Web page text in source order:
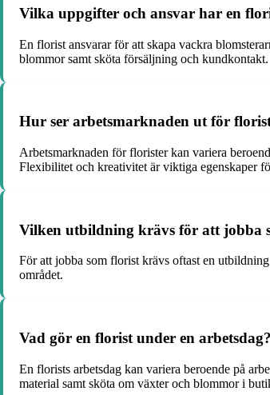
Vilka uppgifter och ansvar har en
En florist ansvarar för att skapa vackra
blommor samt sköta försäljning och kundkontakt.
Hur ser arbetsmarknaden ut för
Arbetsmarknaden för florister kan variera
Flexibilitet och kreativitet är viktiga egenskaper
Vilken utbildning krävs för att jobba
För att jobba som florist krävs oftast en
området.
Vad gör en florist under en arbetsdag?
En florists arbetsdag kan variera beroende på
material samt sköta om växter och blommor i